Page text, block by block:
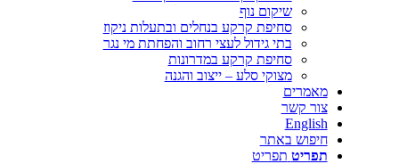
שיקום נוף
סחיפת קרקע בנחלים ובתעלות ניקוז
בתי גידול לעצי רחוב והפחתת מי נגר
סחיפת קרקע במדרונות
מצוקי סלע – ייצוב והגנה
מאמרים
צור קשר
English
חיפוש באתר
תפריט תפריט